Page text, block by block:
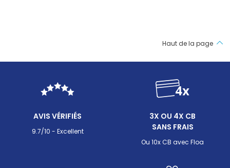
Haut de la page
AVIS VÉRIFIÉS
9.7/10 - Excellent
3X OU 4X CB
SANS FRAIS
Ou 10x CB avec Floa